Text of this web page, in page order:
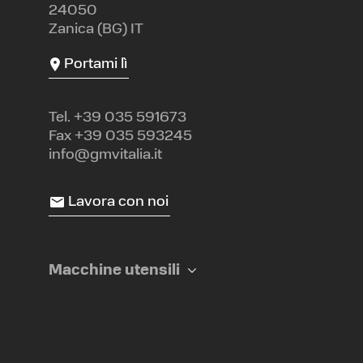
24050
Zanica (BG) IT
Portami lì
Tel. +39 035 591673
Fax +39 035 593245
info@gmvitalia.it
Lavora con noi
Macchine utensili